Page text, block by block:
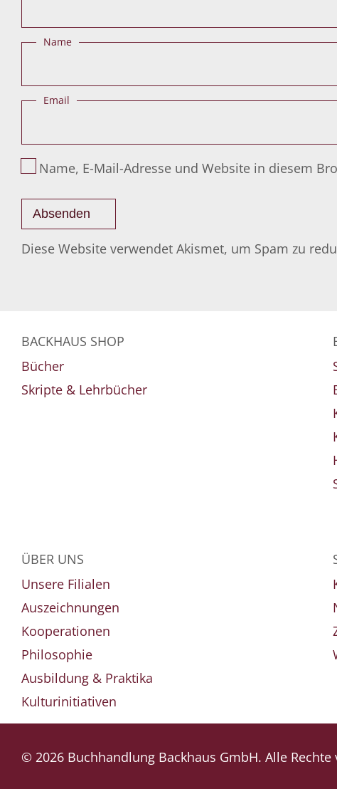
Name
Email
Name, E-Mail-Adresse und Website in diesem
Diese Website verwendet Akismet, um Spam zu
BACKHAUS SHOP
Bücher
Skripte & Lehrbücher
ÜBER UNS
Unsere Filialen
Auszeichnungen
Kooperationen
Philosophie
Ausbildung & Praktika
Kulturinitiativen
© 2026 Buchhandlung Backhaus GmbH. Alle Rechte